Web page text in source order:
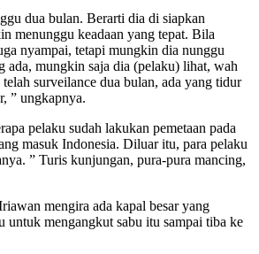
dua bulan. Berarti dia di siapkan
menunggu keadaan yang tepat. Bila
nyampai, tetapi mungkin dia nunggu
ada, mungkin saja dia (pelaku) lihat, wah
surveilance dua bulan, ada yang tidur
” ungkapnya.
pelaku sudah lakukan pemetaan pada
masuk Indonesia. Diluar itu, para pelaku
” Turis kunjungan, pura-pura mancing,
mengira ada kapal besar yang
untuk mengangkut sabu itu sampai tiba ke